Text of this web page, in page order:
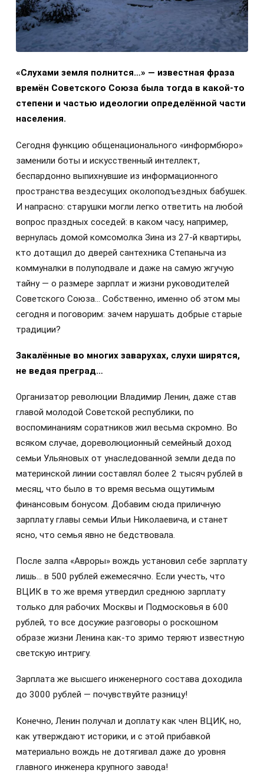
«Слухами земля полнится…» — известная фраза
времён Советского Союза была тогда в какой-то
степени и частью идеологии определённой части
населения.
Сегодня функцию общенационального «информбюро»
заменили боты и искусственный интеллект,
беспардонно выпихнувшие из информационного
пространства вездесущих околоподъездных бабушек.
И напрасно: старушки могли легко ответить на любой
вопрос праздных соседей: в каком часу, например,
вернулась домой комсомолка Зина из 27-й квартиры,
кто дотащил до дверей сантехника Степаныча из
коммуналки в полуподвале и даже на самую жгучую
тайну — о размере зарплат и жизни руководителей
Советского Союза… Собственно, именно об этом мы
сегодня и поговорим: зачем нарушать добрые старые
традиции?
Закалённые во многих заварухах, слухи ширятся,
не ведая преград…
Организатор революции Владимир Ленин, даже став
главой молодой Советской республики, по
воспоминаниям соратников жил весьма скромно. Во
всяком случае, дореволюционный семейный доход
семьи Ульяновых от унаследованной земли деда по
материнской линии составлял более 2 тысяч рублей в
месяц, что было в то время весьма ощутимым
финансовым бонусом. Добавим сюда приличную
зарплату главы семьи Ильи Николаевича, и станет
ясно, что семья явно не бедствовала.
После залпа «Авроры» вождь установил себе зарплату
лишь… в 500 рублей ежемесячно. Если учесть, что
ВЦИК в то же время утвердил среднюю зарплату
только для рабочих Москвы и Подмосковья в 600
рублей, то все досужие разговоры о роскошном
образе жизни Ленина как-то зримо теряют известную
светскую интригу.
Зарплата же высшего инженерного состава доходила
до 3000 рублей — почувствуйте разницу!
Конечно, Ленин получал и доплату как член ВЦИК, но,
как утверждают историки, и с этой прибавкой
материально вождь не дотягивал даже до уровня
главного инженера крупного завода!